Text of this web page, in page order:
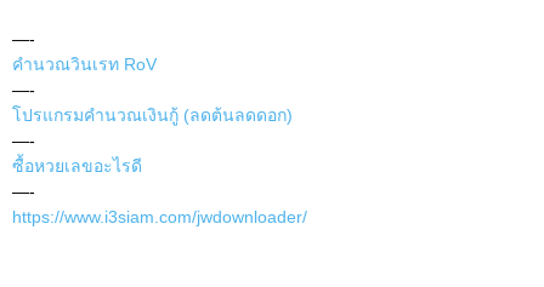
—-
คำนวณวินเรท RoV
—-
โปรแกรมคำนวณเงินกู้ (ลดต้นลดดอก)
—-
ซื้อหวยเลขอะไรดี
—-
https://www.i3siam.com/jwdownloader/